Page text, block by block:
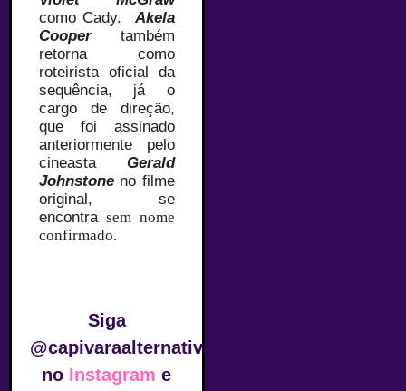
como Cady.
Akela
Coopertambém
retorna como
roteirista oficial da
sequência, já o
cargo de direção,
que foi assinado
anteriormente pelo
cineasta Gerald
Johnstone no filme
original, se
encontrasem nome
confirmado.
Siga
@capivaraalternativa
no Instagram e